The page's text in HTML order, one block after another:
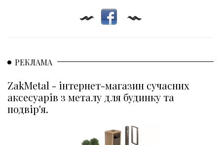
РЕКЛАМА
ZakMetal - інтернет-магазин сучасних
аксесуарів з металу для будинку та
подвір'я.